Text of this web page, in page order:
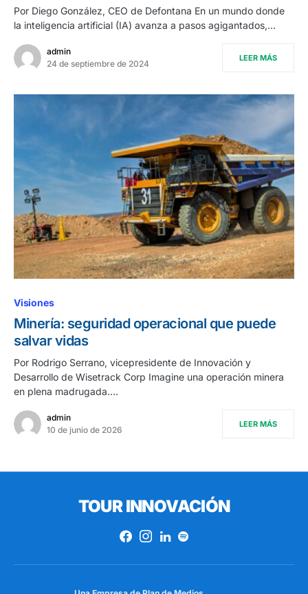
Por Diego González, CEO de Defontana En un mundo donde
la inteligencia artificial (IA) avanza a pasos agigantados,…
admin
24 de septiembre de 2024
LEER MÁS
Visiones
Minería: seguridad operacional que puede
salvar vidas
Por Rodrigo Serrano, vicepresidente de Innovación y
Desarrollo de Wisetrack Corp Imagine una operación minera
en plena madrugada.…
admin
10 de junio de 2026
LEER MÁS
TOUR INNOVACIÓN